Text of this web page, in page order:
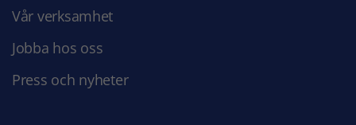
Vår verksamhet
Jobba hos oss
Press och nyheter